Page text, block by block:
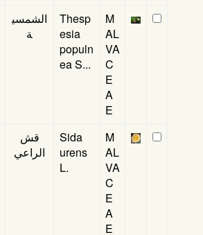
الشمسي
ة
Thesp
esia
populn
ea S...
M
AL
VA
C
E
A
E
قش
الراعي
Sida
urens
L.
M
AL
VA
C
E
A
E